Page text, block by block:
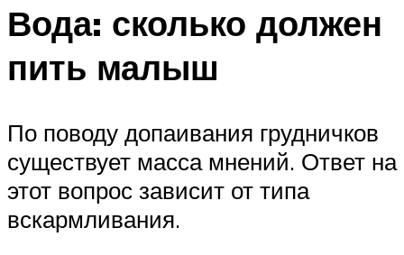
Вода: сколько должен
пить малыш
По поводу допаивания грудничков
существует масса мнений. Ответ на
этот вопрос зависит от типа
вскармливания.